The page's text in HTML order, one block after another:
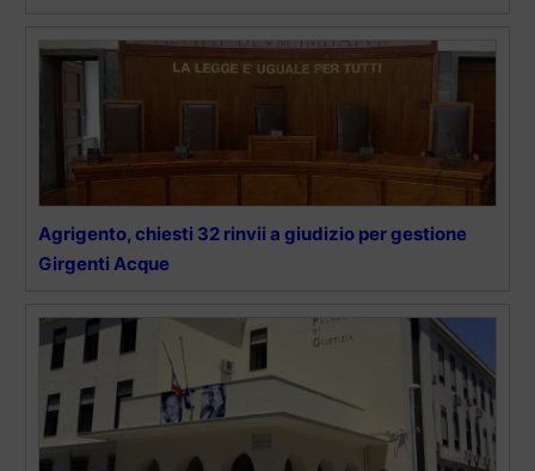
Agrigento, chiesti 32 rinvii a giudizio per gestione
Girgenti Acque